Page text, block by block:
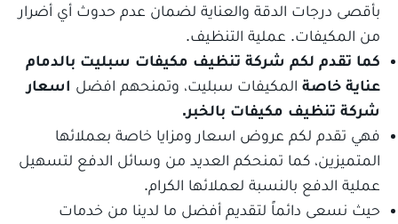
بأقصى درجات الدقة والعناية لضمان عدم حدوث أي أضرار
من المكيفات. عملية التنظيف.
كما تقدم لكم شركة تنظيف مكيفات سبليت بالدمام
عناية خاصة المكيفات سبليت، وتمنحهم افضل اسعار
شركة تنظيف مكيفات بالخبر.
فهي تقدم لكم عروض اسعار ومزايا خاصة بعملائها
المتميزين، كما تمنحكم العديد من وسائل الدفع لتسهيل
عملية الدفع بالنسبة لعملائها الكرام.
حيث نسعى دائماً لتقديم أفضل ما لدينا من خدمات